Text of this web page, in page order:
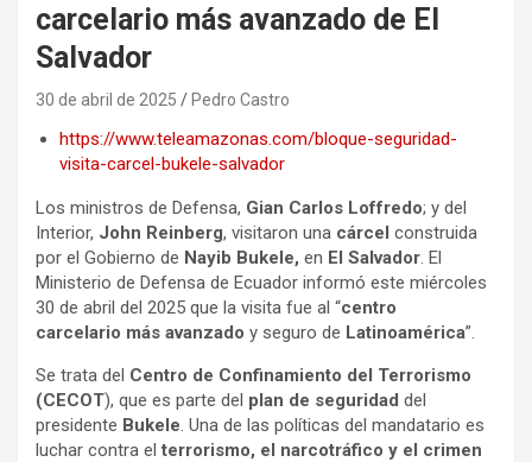
carcelario más avanzado de El
Salvador
30 de abril de 2025 Pedro Castro
https://www.teleamazonas.com/bloque-seguridad-
visita-carcel-bukele-salvador
Los ministros de Defensa, Gian Carlos Loffredo; y del
Interior, John Reinberg, visitaron una cárcel construida
por el Gobierno de Nayib Bukele, en El Salvador. El
Ministerio de Defensa de Ecuador informó este miércoles
30 de abril del 2025 que la visita fue al “centro
carcelario más avanzado y seguro de Latinoamérica”.
Se trata del Centro de Confinamiento del Terrorismo
(CECOT), que es parte del plan de seguridad del
presidente Bukele. Una de las políticas del mandatario es
luchar contra elterrorismo, el narcotráfico y el crimen